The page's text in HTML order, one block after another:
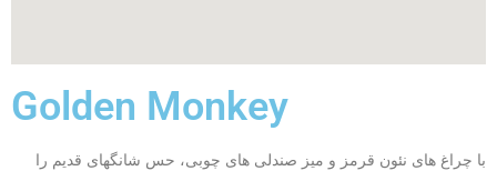
Golden Monkey
با چراغ های نئون قرمز و میز صندلی های چوبی، حس شانگهای قدیم را